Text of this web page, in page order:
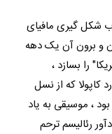
شکل گیری مافیای
و برون آن یک دهه
را بسازد ،
کاپولا که از نسل
جدید و آغازگر دوران نوین هالیوود در دهه 70 بود ، موسیقی به یاد
رئالیسم ترحم